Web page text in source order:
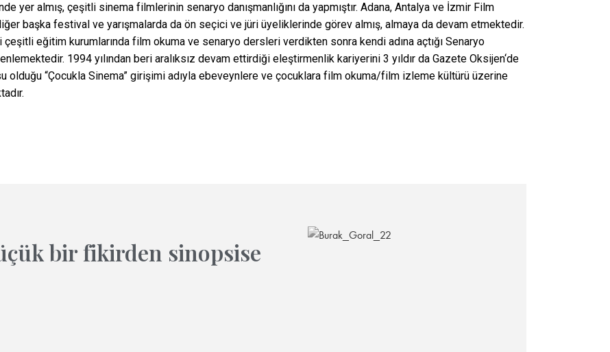
yer almış, çeşitli sinema filmlerinin senaryo danışmanlığını da yapmıştır. Adana, Antalya ve İzmir Film
başka festival ve yarışmalarda da ön seçici ve jüri üyeliklerinde görev almış, almaya da devam etmektedir.
çeşitli eğitim kurumlarında film okuma ve senaryo dersleri verdikten sonra kendi adına açtığı Senaryo
1994 yılından beri aralıksız devam ettirdiği eleştirmenlik kariyerini 3 yıldır da Gazete Oksijen‘de
“Çocukla Sinema” girişimi adıyla ebeveynlere ve çocuklara film okuma/film izleme kültürü üzerine
bir fikirden sinopsise